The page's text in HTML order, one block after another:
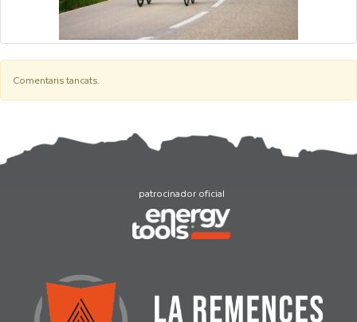
Comentaris tancats.
patrocinador oficial